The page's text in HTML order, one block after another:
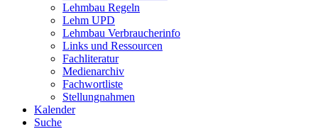
Lehmbau Regeln
Lehm UPD
Lehmbau Verbraucherinfo
Links und Ressourcen
Fachliteratur
Medienarchiv
Fachwortliste
Stellungnahmen
Kalender
Suche